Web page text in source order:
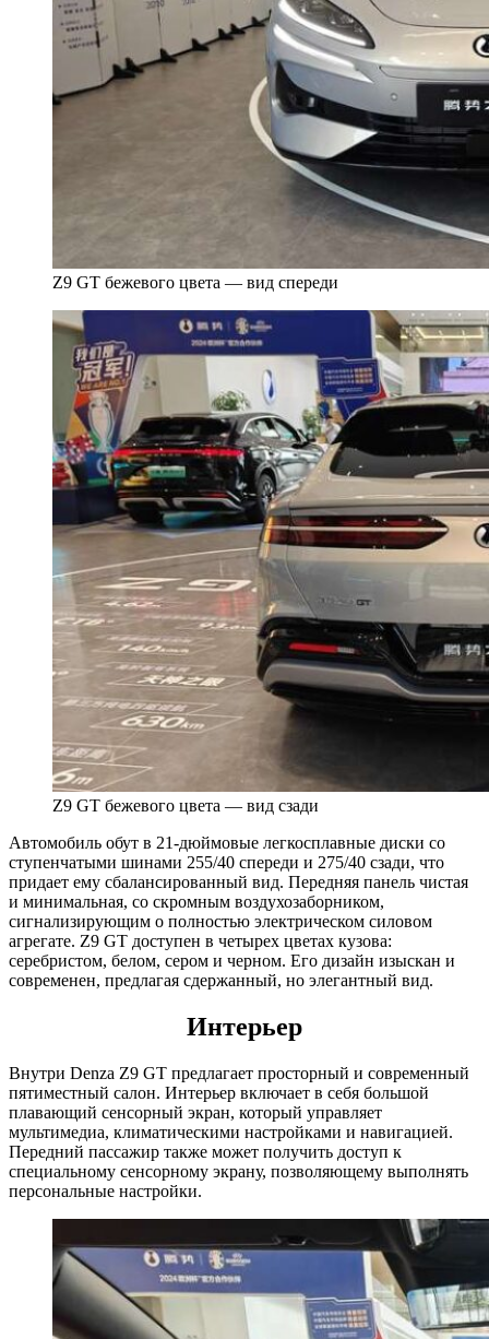
Z9 GT бежевого цвета — вид спереди
Z9 GT бежевого цвета — вид сзади
Автомобиль обут в 21-дюймовые легкосплавные диски со
ступенчатыми шинами 255/40 спереди и 275/40 сзади, что
придает ему сбалансированный вид. Передняя панель чистая
и минимальная, со скромным воздухозаборником,
сигнализирующим о полностью электрическом силовом
агрегате. Z9 GT доступен в четырех цветах кузова:
серебристом, белом, сером и черном. Его дизайн изыскан и
современен, предлагая сдержанный, но элегантный вид.
Интерьер
Внутри Denza Z9 GT предлагает просторный и современный
пятиместный салон. Интерьер включает в себя большой
плавающий сенсорный экран, который управляет
мультимедиа, климатическими настройками и навигацией.
Передний пассажир также может получить доступ к
специальному сенсорному экрану, позволяющему выполнять
персональные настройки.